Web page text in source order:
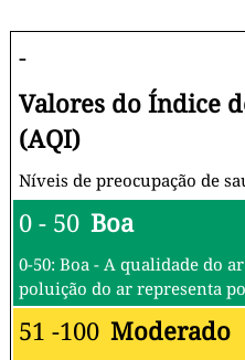
-
Valores do Índice
(AQI)
Níveis de preocupação de
0 - 50 Boa
0-50: Boa - A qualidade do
poluição do ar representa
51 -100 Moderado